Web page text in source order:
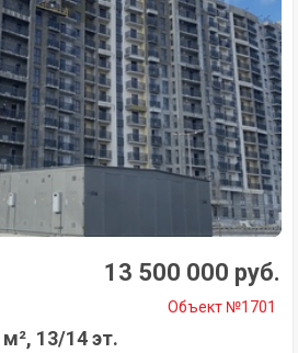
13 500 000 руб.
Объект №1701
13/14 эт.